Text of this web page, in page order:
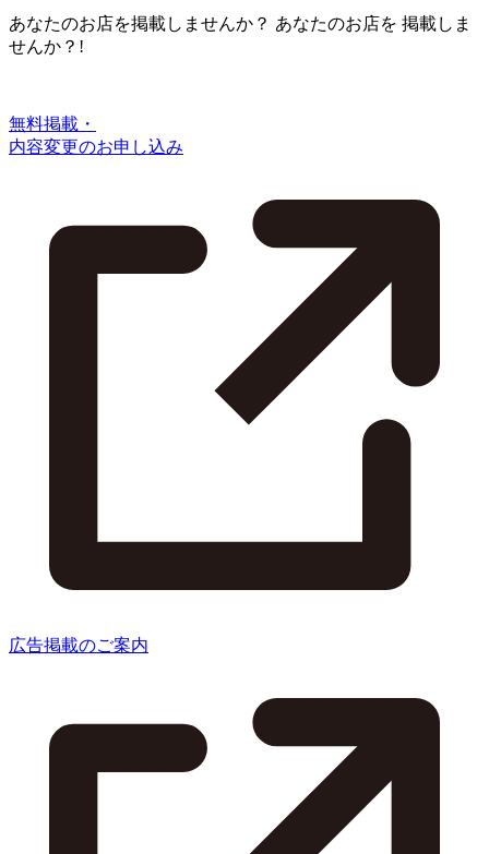
あなたのお店を掲載しませんか？ あなたのお店を 掲載しま
せんか？!
無料掲載・
内容変更のお申し込み
広告掲載のご案内